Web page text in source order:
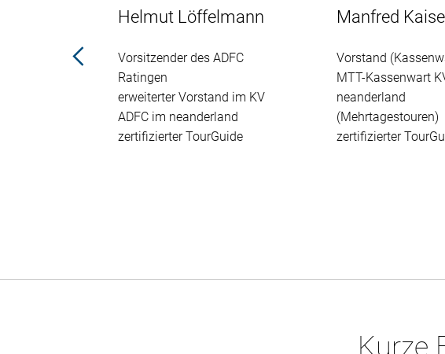
Helmut Löffelmann
Vorsitzender des ADFC
Ratingen
erweiterter Vorstand im KV
ADFC im neanderland
zertifizierter TourGuide
Manfred
Vorstand
MTT-Kassenwart
neanderland
(Mehrtagestouren)
zertifizierter
Kurze